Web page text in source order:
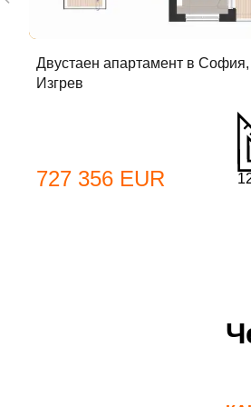
Двустаен апартамент в София,
Изгрев
727 356 EUR